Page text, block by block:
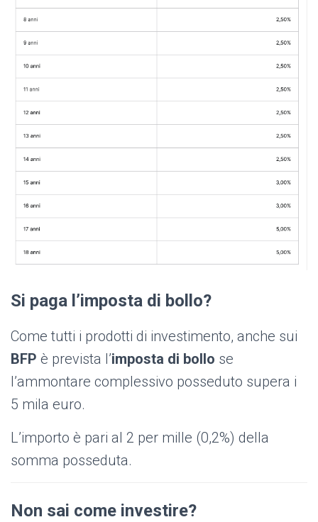
Si paga l’imposta di bollo?
Come tutti i prodotti di investimento, anche sui
BFP è prevista l’imposta di bollo se
l’ammontare complessivo posseduto supera i
5 mila euro.
L’importo è pari al 2 per mille (0,2%) della
somma posseduta.
Non sai come investire?